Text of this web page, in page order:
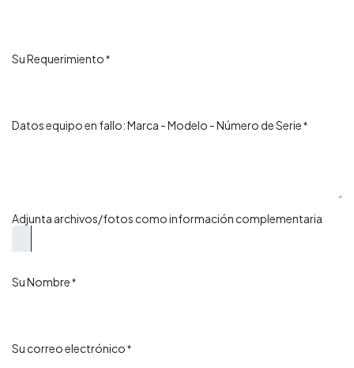
Su Requerimiento *
Datos equipo en fallo: Marca - Modelo - Número de Serie *
Adjunta archivos/fotos como información complementaria
Su Nombre *
Su correo electrónico *